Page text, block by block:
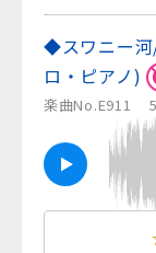
◆スワニー河
ロ・ピアノ)
楽曲No.E911